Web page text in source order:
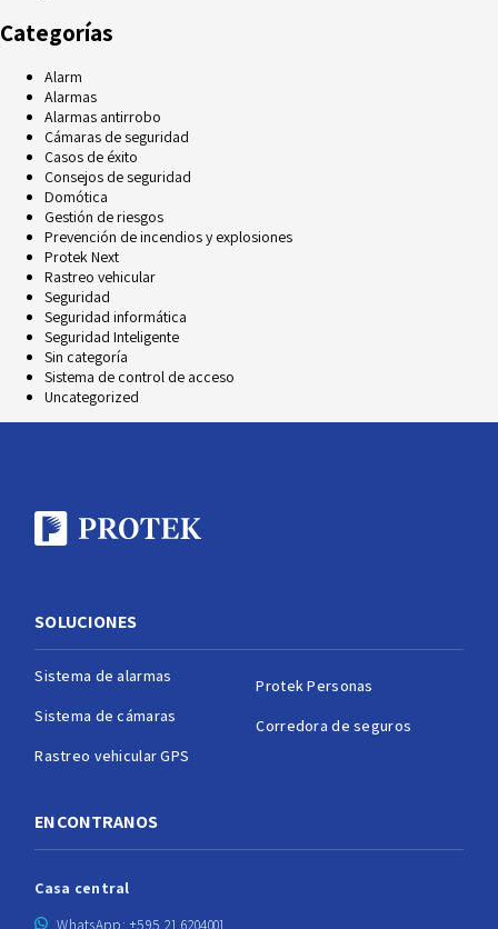
Categorías
Alarm
Alarmas
Alarmas antirrobo
Cámaras de seguridad
Casos de éxito
Consejos de seguridad
Domótica
Gestión de riesgos
Prevención de incendios y explosiones
Protek Next
Rastreo vehicular
Seguridad
Seguridad informática
Seguridad Inteligente
Sin categoría
Sistema de control de acceso
Uncategorized
SOLUCIONES
Sistema de alarmas
Sistema de cámaras
Rastreo vehicular GPS
Protek Personas
Corredora de seguros
ENCONTRANOS
Casa central